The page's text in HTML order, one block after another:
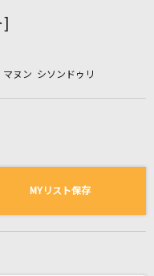
索
る曲の一覧
]
ヌン シソンドゥリ
MYリスト保存